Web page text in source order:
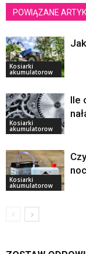
POWIĄZANE
Kosiarki
akumulatorow
Kosiarki
akumulatorow
Ile
Kosiarki
akumulatorow